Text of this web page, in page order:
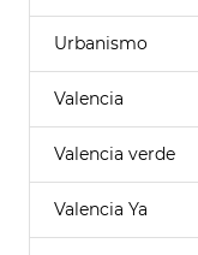
Urbanismo
Valencia
Valencia verde
Valencia Ya